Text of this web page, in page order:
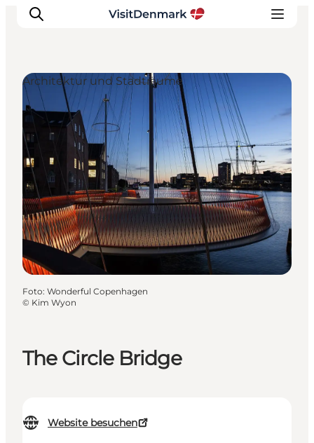
Inspiration
Regionen
Erlebnisse
Unterkünfte
Reiseplanung
The Circle Bridge
Website besuchen
Architektur und Stadträume
Foto: Wonderful Copenhagen
© Kim Wyon